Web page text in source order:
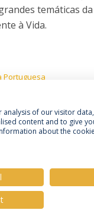
temáticas
à Vida.
Portuguesa
Católica
analysis of our visitor
content and to give
about the